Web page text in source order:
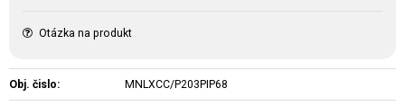
Otázka na produkt
Obj. čislo: MNLXCC/P203PIP68